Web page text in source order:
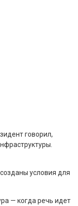
говорил,
условия для
— когда речь идет